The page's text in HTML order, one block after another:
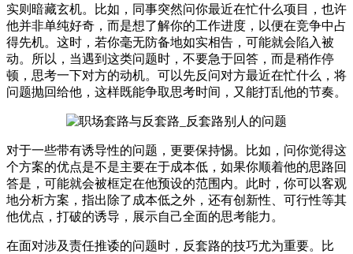
实则暗藏玄机。比如，同事突然问你最近在忙什么项目，也许
他并非单纯好奇，而是想了解你的工作进度，以便在竞争中占
得先机。这时，若你毫无防备地如实相告，可能就会陷入被
动。所以，当遇到这类问题时，不要急于回答，而是稍作停
顿，思考一下对方的动机。可以先反问对方最近在忙什么，将
问题抛回给他，这样既能争取思考时间，又能打乱他的节奏。
对于一些带有诱导性的问题，更要保持惕。比如，问你觉得这
个方案的优点是不是主要在于成本低，如果你顺着他的思路回
答是，可能就会被框定在他预设的范围内。此时，你可以客观
地分析方案，指出除了成本低之外，还有创新性、可行性等其
他优点，打破的诱导，展示自己全面的思考能力。
在面对涉及责任推诿的问题时，反套路的技巧尤为重要。比